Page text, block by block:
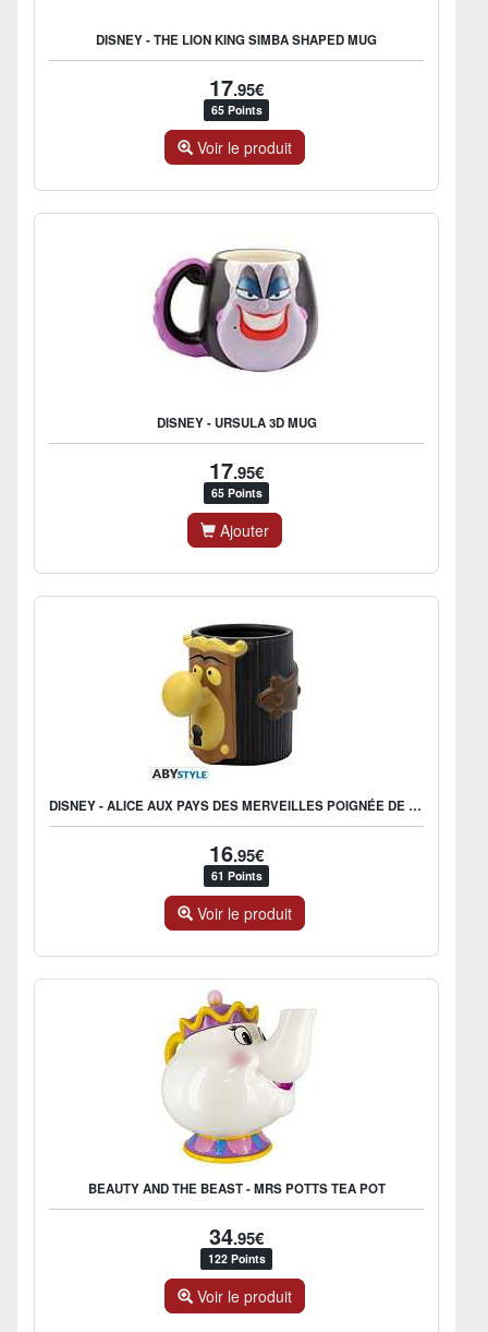
DISNEY - THE LION KING SIMBA SHAPED MUG
17.95€
65 Points
Voir le produit
DISNEY - URSULA 3D MUG
17.95€
65 Points
Ajouter
DISNEY - ALICE AUX PAYS DES MERVEILLES POIGNÉE DE PORTE MUG 3D
16.95€
61 Points
Voir le produit
BEAUTY AND THE BEAST - MRS POTTS TEA POT
34.95€
122 Points
Voir le produit